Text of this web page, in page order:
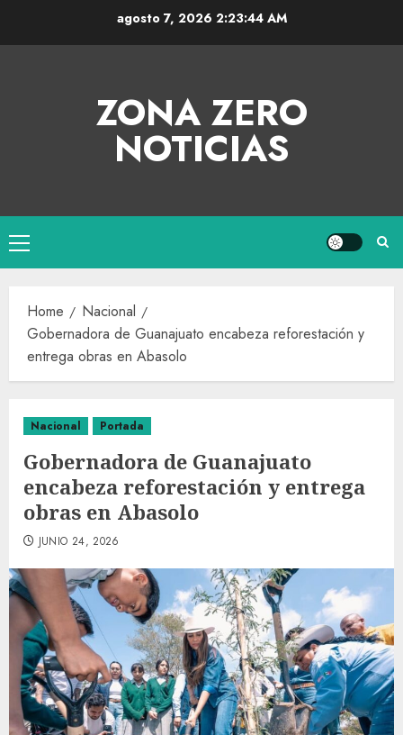
agosto 7, 2026 2:23:45 AM
ZONA ZERO
NOTICIAS
Home
Nacional
Gobernadora de Guanajuato encabeza reforestación y
entrega obras en Abasolo
Nacional Portada
Gobernadora de Guanajuato
encabeza reforestación y entrega
obras en Abasolo
JUNIO 24, 2026